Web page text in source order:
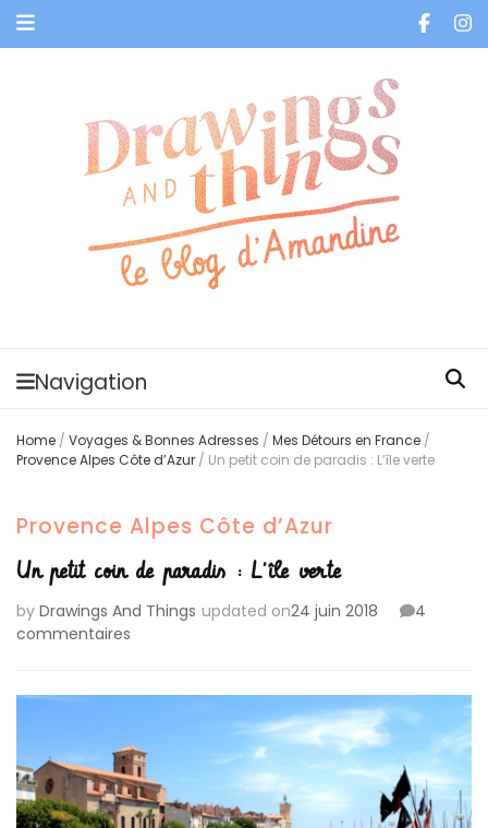
Navigation
Home / Voyages & Bonnes Adresses / Mes Détours en France /
Provence Alpes Côte d’Azur / Un petit coin de paradis : L’île verte
Provence Alpes Côte d’Azur
Un petit coin de paradis : L’île verte
by Drawings And Things updated on24 juin 2018
4
commentaires
coin
paradis
:
L’île
verte